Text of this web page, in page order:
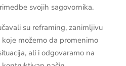
svojih sagovornika.
su reframing, zanimljivu
možemo da promenimo
ali i odgovaramo na